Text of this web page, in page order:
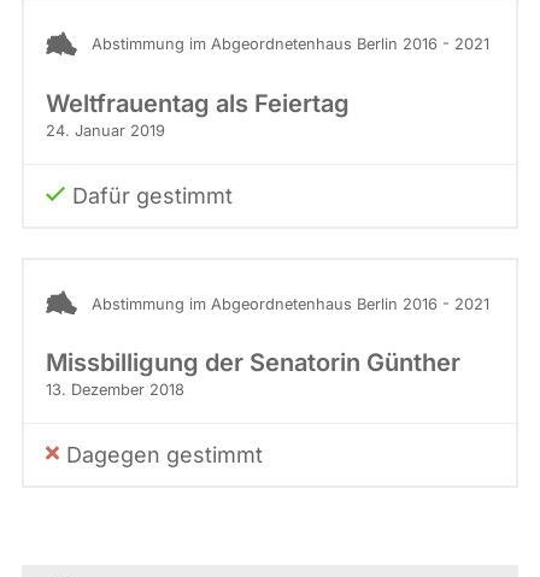
Abstimmung im Abgeordnetenhaus Berlin 2016 - 2021
Weltfrauentag als Feiertag
24. Januar 2019
Dafür gestimmt
Abstimmung im Abgeordnetenhaus Berlin 2016 - 2021
Missbilligung der Senatorin Günther
13. Dezember 2018
Dagegen gestimmt